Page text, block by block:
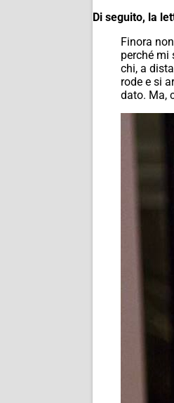
Di seguito, la
Finora
perché mi
chi, a
rode e si
dato. Ma,